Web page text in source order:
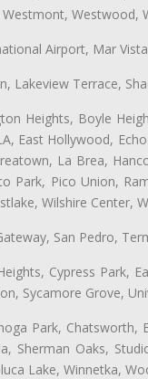
Westwood,
Airport, Mar
Lakeview Terrace,
Heights, Boyle
East Hollywood,
La Brea,
Park, Pico Union,
Wilshire Center,
San Pedro,
Cypress Park,
Sycamore Grove,
Park, Chatsworth,
Sherman Oaks,
Lake, Winnetka,